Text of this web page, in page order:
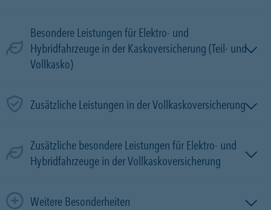
Besondere Leistungen für Elektro- und
Hybridfahrzeuge in der Kaskoversicherung (Teil- und
Vollkasko)
Zusätzliche Leistungen in der Vollkaskoversicherung
Zusätzliche besondere Leistungen für Elektro- und
Hybridfahrzeuge in der Vollkaskoversicherung
Weitere Besonderheiten